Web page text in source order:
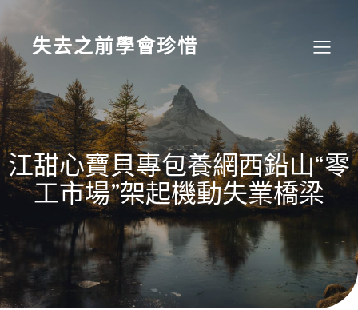
content
失去之前學會珍惜
江甜心寶貝專包養網西鉛山“零
工市場”架起機動失業橋梁